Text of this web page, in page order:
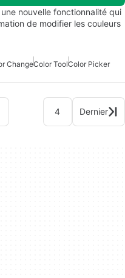
nouvelle fonctionnalité qui
de modifier les couleurs
ChangeColor ToolColor Picker
4 Dernier